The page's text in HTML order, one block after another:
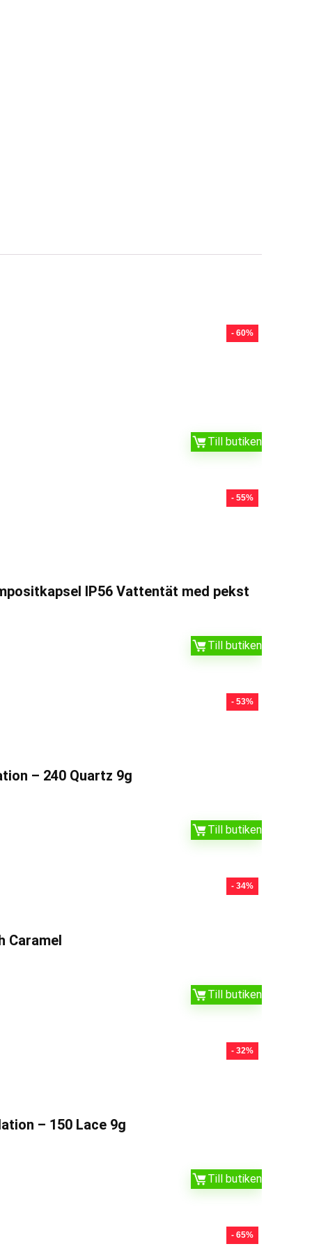
- 60%
Till butiken
- 55%
IP56 Vattentät med pekst
Till butiken
- 53%
– 240 Quartz 9g
Till butiken
- 34%
Caramel
Till butiken
- 32%
– 150 Lace 9g
Till butiken
- 65%